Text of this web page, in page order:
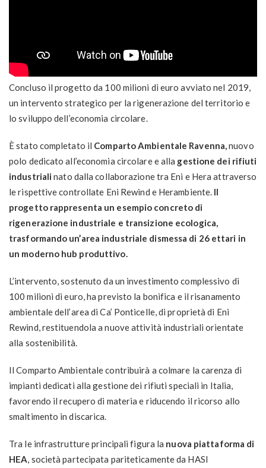
Concluso il progetto da 100 milioni di euro avviato nel 2019,
un intervento strategico per la rigenerazione del territorio e
lo sviluppo dell’economia circolare.
È stato completato il Comparto Ambientale Ravenna,nuovo
polo dedicato all’economia circolare e alla gestione dei rifiuti
industriali nato dalla collaborazione tra Eni e Hera attraverso
le rispettive controllate Eni Rewind e Herambiente. Il
progetto rappresenta un esempio concreto di
rigenerazione industriale e transizione ecologica,
trasformando un’area industriale dismessa di 26 ettari in
un moderno hub produttivo.
L’intervento, sostenuto da un investimento complessivo di
100 milioni di euro, ha previsto la bonifica e il risanamento
ambientale dell’area di Ca’ Ponticelle, di proprietà di Eni
Rewind, restituendola a nuove attività industriali orientate
alla sostenibilità.
Il Comparto Ambientale contribuirà a colmare la carenza di
impianti dedicati alla gestione dei rifiuti speciali in Italia,
favorendo il recupero di materia e riducendo il ricorso allo
smaltimento in discarica.
Tra le infrastrutture principali figura la nuova piattaforma di
HEA, società partecipata pariteticamente da HASI